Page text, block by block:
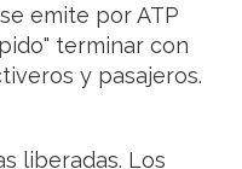
emite por ATP
terminar con
y pasajeros.
liberadas. Los